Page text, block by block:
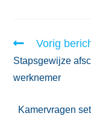
Vorig
Stapsgewijze
werknemer
Kamervragen